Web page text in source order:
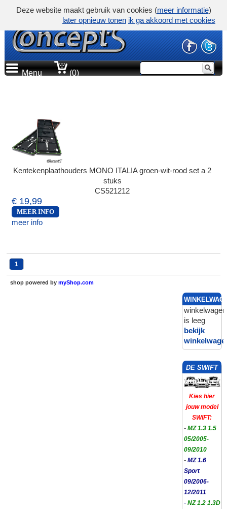
Menu (0)
Kentekenplaathouders MONO ITALIA groen-wit-rood set a 2
stuks
CS521212
€ 19,99
MEER INFO
meer info
1
shop powered by myShop.com
winkelwagen
is leeg
bekijk
DE SWIFT
MODELLEN
Kies hier
jouw model
SWIFT:
- MZ 1.3 1.5
05/2005-
09/2010
- MZ 1.6
Sport
09/2006-
12/2011
- NZ 1.2 1.3D
Deze website maakt gebruik van cookies (meer informatie)
later opnieuw tonen ik ga akkoord met cookies